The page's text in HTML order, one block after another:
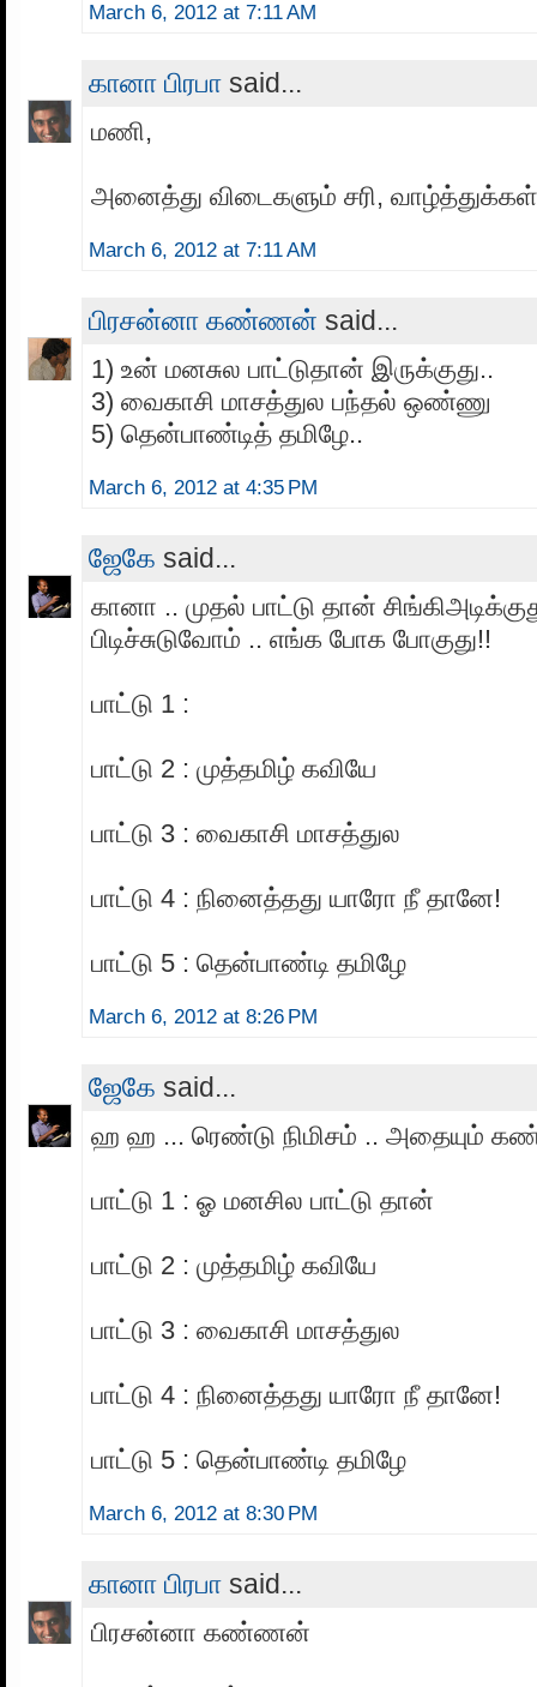
March 6, 2012 at 7:11 AM
கானா பிரபா said...
மணி,
அனைத்து விடைகளும் சரி,
March 6, 2012 at 7:11 AM
பிரசன்னா கண்ணன் said...
1) உன் மனசுல பாட்டுதான் இருக்குது..
3) வைகாசி மாசத்துல பந்தல் ஒண்ணு
5) தென்பாண்டித் தமிழே..
March 6, 2012 at 4:35 PM
ஜேகே said...
கானா .. முதல் பாட்டு தான்
பிடிச்சுடுவோம் .. எங்க போக போகுது!!
பாட்டு 1 :
பாட்டு 2 : முத்தமிழ் கவியே
பாட்டு 3 : வைகாசி மாசத்துல
பாட்டு 4 : நினைத்தது யாரோ நீ தானே!
பாட்டு 5 : தென்பாண்டி தமிழே
March 6, 2012 at 8:26 PM
ஜேகே said...
ஹ ஹ ... ரெண்டு நிமிசம் .. அதையும்
பாட்டு 1 : ஓ மனசில பாட்டு தான்
பாட்டு 2 : முத்தமிழ் கவியே
பாட்டு 3 : வைகாசி மாசத்துல
பாட்டு 4 : நினைத்தது யாரோ நீ தானே!
பாட்டு 5 : தென்பாண்டி தமிழே
March 6, 2012 at 8:30 PM
கானா பிரபா said...
பிரசன்னா கண்ணன்